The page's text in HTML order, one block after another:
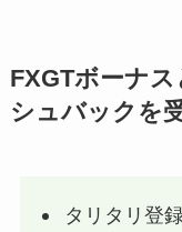
FXGTボーナ
シュバックを
タリタリ登